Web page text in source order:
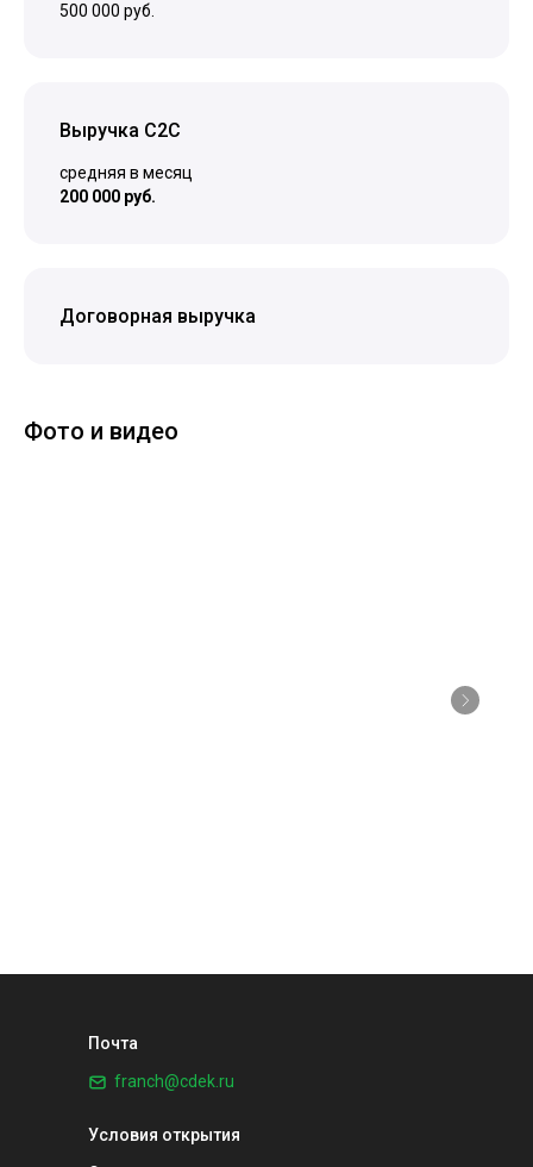
500 000 руб.
Выручка C2C
средняя в месяц
200 000 руб.
Договорная выручка
Фото и видео
Условия открытия
Почта
franch@cdek.ru